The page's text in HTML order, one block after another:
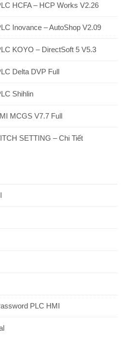
HCFA – HCP Works V2.26
Inovance – AutoShop V2.09
KOYO – DirectSoft 5 V5.3
Delta DVP Full
Shihlin
MCGS V7.7 Full
SETTING – Chi Tiết
PLC HMI